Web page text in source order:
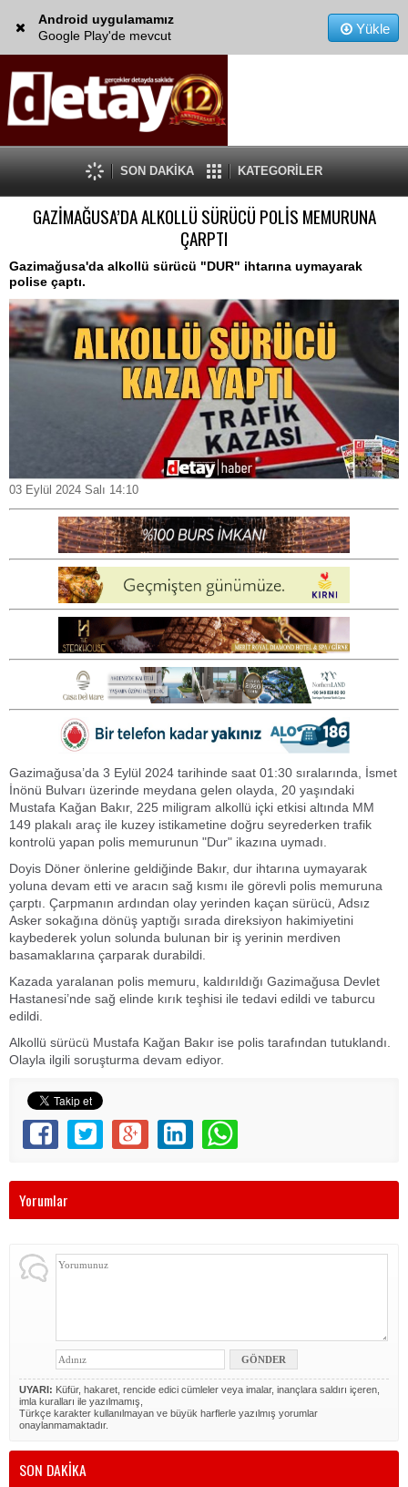
Android uygulamamız
Google Play'de mevcut
Yükle
SON DAKİKA KATEGORİLER
GAZİMAĞUSA’DA ALKOLLÜ SÜRÜCÜ POLİS MEMURUNA
ÇARPTI
Gazimağusa'da alkollü sürücü "DUR" ihtarına uymayarak
polise çaptı.
03 Eylül 2024 Salı 14:10
Gazimağusa’da 3 Eylül 2024 tarihinde saat 01:30 sıralarında, İsmet
İnönü Bulvarı üzerinde meydana gelen olayda, 20 yaşındaki
Mustafa Kağan Bakır, 225 miligram alkollü içki etkisi altında MM
149 plakalı araç ile kuzey istikametine doğru seyrederken trafik
kontrolü yapan polis memurunun "Dur" ikazına uymadı.
Doyis Döner önlerine geldiğinde Bakır, dur ihtarına uymayarak
yoluna devam etti ve aracın sağ kısmı ile görevli polis memuruna
çarptı. Çarpmanın ardından olay yerinden kaçan sürücü, Adsız
Asker sokağına dönüş yaptığı sırada direksiyon hakimiyetini
kaybederek yolun solunda bulunan bir iş yerinin merdiven
basamaklarına çarparak durabildi.
Kazada yaralanan polis memuru, kaldırıldığı Gazimağusa Devlet
Hastanesi’nde sağ elinde kırık teşhisi ile tedavi edildi ve taburcu
edildi.
Alkollü sürücü Mustafa Kağan Bakır ise polis tarafından tutuklandı.
Olayla ilgili soruşturma devam ediyor.
Yorumlar
UYARI: Küfür, hakaret, rencide edici cümleler veya imalar, inançlara saldırı içeren,
imla kuralları ile yazılmamış,
Türkçe karakter kullanılmayan ve büyük harflerle yazılmış yorumlar
onaylanmamaktadır.
SON DAKİKA